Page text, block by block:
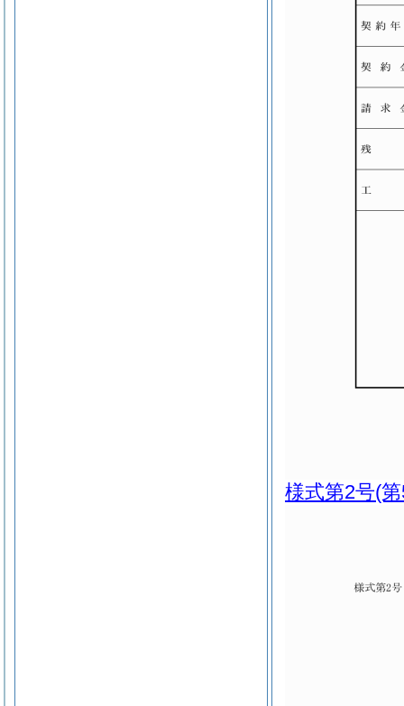
様式第2号(